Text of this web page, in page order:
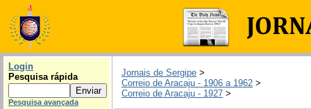
Login
Pesquisa rápida
Pesquisa avançada
Jornais de Sergipe >
Correio de Aracaju - 1906 a 1962 >
Correio de Aracaju - 1927 >